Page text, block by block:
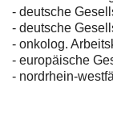
- deutsche
- deutsche
- onkolog.
- europäische
- nordrhein-